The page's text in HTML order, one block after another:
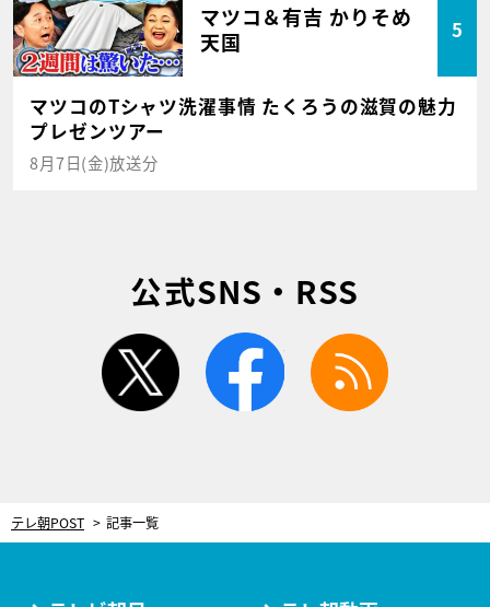
マツコ＆有吉 かりそめ
天国
5
マツコのTシャツ洗濯事情 たくろうの滋賀の魅力
プレゼンツアー
8月7日(金)放送分
公式SNS・RSS
twitter facebook
テレ朝POST 記事一覧